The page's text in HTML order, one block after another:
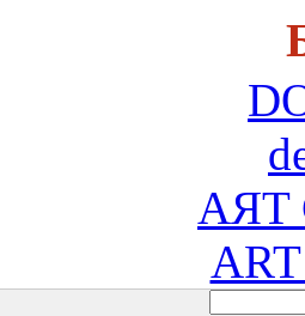
AЯT